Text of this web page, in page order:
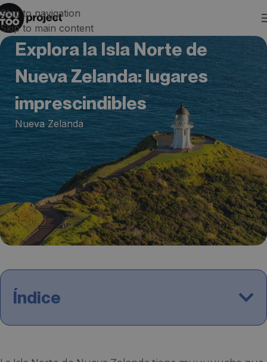
Skip to navigation
Skip to main content
Explora la Isla Norte de
Nueva Zelanda: lugares
imprescindibles
Nueva Zelanda
Índice